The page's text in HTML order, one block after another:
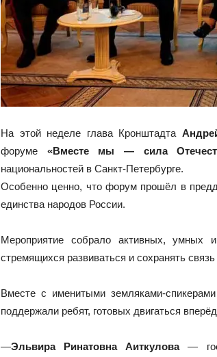
На этой неделе глава Кронштадта
форуме «Вместе мы — сила
национальностей в Санкт‑Петербурге.
Особенно ценно, что форум прошёл в
единства народов России.
Мероприятие собрало активных,
стремящихся развиваться и сохранять
Вместе с именитыми
поддержали ребят, готовых двигаться
—Эльвира Ринатовна Аиткулова—